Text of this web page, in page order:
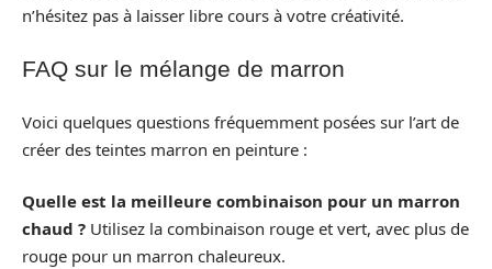
n’hésitez pas à laisser libre cours à votre créativité.
FAQ sur le mélange de marron
Voici quelques questions fréquemment posées sur l’art de
créer des teintes marron en peinture :
Quelle est la meilleure combinaison pour un marron
chaud ? Utilisez la combinaison rouge et vert, avec plus de
rouge pour un marron chaleureux.